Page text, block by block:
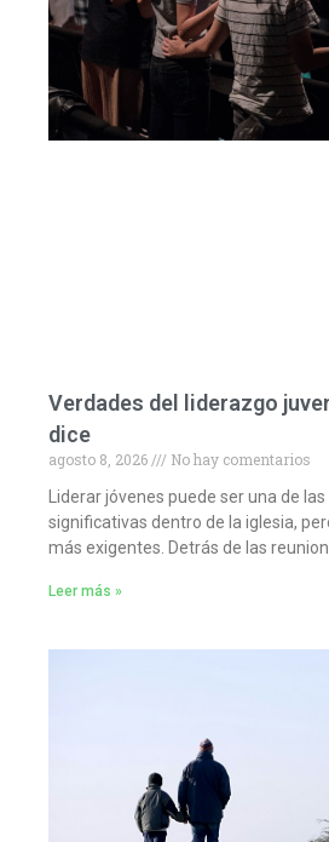
Verdades del liderazgo
dice
agosto 8, 2026
No hay comentarios
Liderar jóvenes puede ser una de
significativas dentro de la iglesia,
más exigentes. Detrás de las
Leer más »